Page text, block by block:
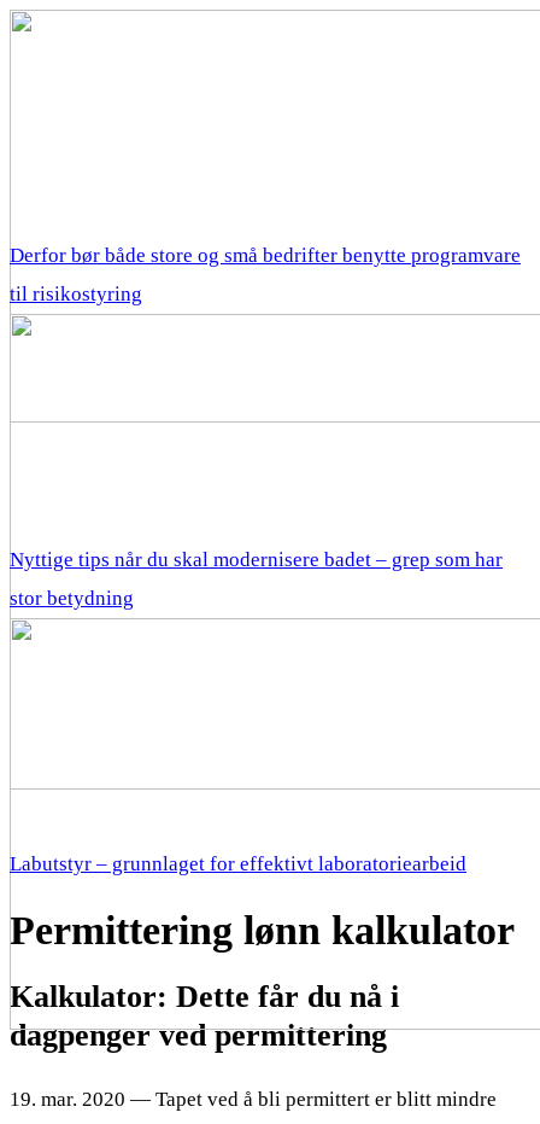
Derfor bør både store og små bedrifter benytte programvare
til risikostyring
Nyttige tips når du skal modernisere badet – grep som har
stor betydning
Labutstyr – grunnlaget for effektivt laboratoriearbeid
Permittering lønn kalkulator
Kalkulator: Dette får du nå i
dagpenger ved permittering
19. mar. 2020 — Tapet ved å bli permittert er blitt mindre